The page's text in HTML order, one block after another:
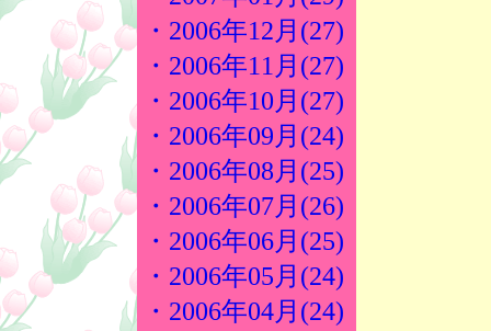
・2006年12月(27)
・2006年11月(27)
・2006年10月(27)
・2006年09月(24)
・2006年08月(25)
・2006年07月(26)
・2006年06月(25)
・2006年05月(24)
・2006年04月(24)